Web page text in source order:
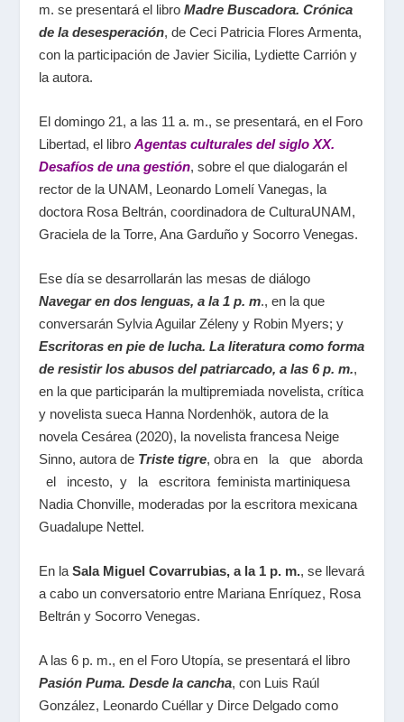
m. se presentará el libro Madre Buscadora. Crónica
de la desesperación, de Ceci Patricia Flores Armenta,
con la participación de Javier Sicilia, Lydiette Carrión y
la autora.
El domingo 21, a las 11 a. m., se presentará, en el Foro
Libertad, el libro Agentas culturales del siglo XX.
Desafíos de una gestión, sobre el que dialogarán el
rector de la UNAM, Leonardo Lomelí Vanegas, la
doctora Rosa Beltrán, coordinadora de CulturaUNAM,
Graciela de la Torre, Ana Garduño y Socorro Venegas.
Ese día se desarrollarán las mesas de diálogo
Navegar en dos lenguas, a la 1 p. m., en la que
conversarán Sylvia Aguilar Zéleny y Robin Myers; y
Escritoras en pie de lucha. La literatura como forma
de resistir los abusos del patriarcado, a las 6 p. m.,
en la que participarán la multipremiada novelista, crítica
y novelista sueca Hanna Nordenhök, autora de la
novela Cesárea (2020), la novelista francesa Neige
Sinno, autora de Triste tigre, obra en la que aborda
el incesto, y la escritora feminista martiniquesa
Nadia Chonville, moderadas por la escritora mexicana
Guadalupe Nettel.
En la Sala Miguel Covarrubias, a la 1 p. m., se llevará
a cabo un conversatorio entre Mariana Enríquez, Rosa
Beltrán y Socorro Venegas.
A las 6 p. m., en el Foro Utopía, se presentará el libro
Pasión Puma. Desde la cancha, con Luis Raúl
González, Leonardo Cuéllar y Dirce Delgado como